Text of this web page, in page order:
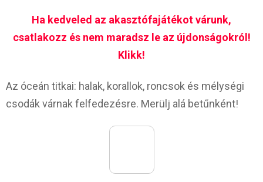
Ha kedveled az akasztófajátékot várunk,
csatlakozz és nem maradsz le az újdonságokról!
Klikk!
Az óceán titkai: halak, korallok, roncsok és mélységi
csodák várnak felfedezésre. Merülj alá betűnként!